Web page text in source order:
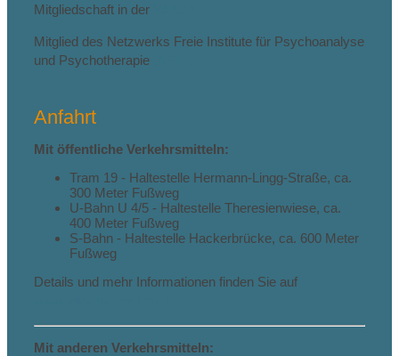
Mitgliedschaft in der
Mitglied des Netzwerks Freie Institute für Psychoanalyse
und Psychotherapie
Anfahrt
Mit öffentliche Verkehrsmitteln:
Tram 19 - Haltestelle Hermann-Lingg-Straße, ca.
300 Meter Fußweg
U-Bahn U 4/5 - Haltestelle Theresienwiese, ca.
400 Meter Fußweg
S-Bahn - Haltestelle Hackerbrücke, ca. 600 Meter
Fußweg
Details und mehr Informationen finden Sie auf
Mit anderen Verkehrsmitteln: